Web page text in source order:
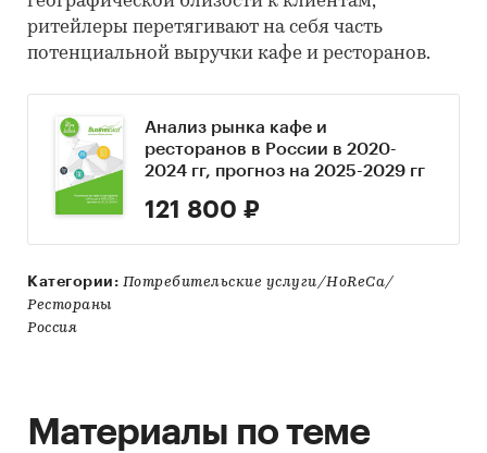
ритейлеры перетягивают на себя часть
потенциальной выручки кафе и ресторанов.
Анализ рынка кафе и
ресторанов в России в 2020-
2024 гг, прогноз на 2025-2029 гг
121 800 ₽
Категории: Потребительские услуги/HoReCa/
Рестораны
Россия
Материалы по теме